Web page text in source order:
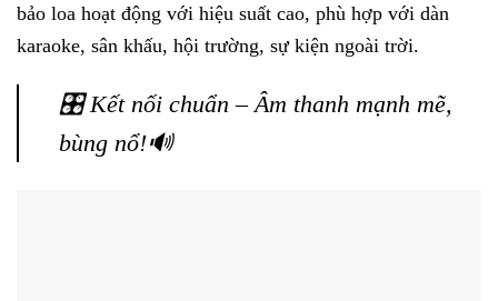
bảo loa hoạt động với hiệu suất cao, phù hợp với dàn
karaoke, sân khấu, hội trường, sự kiện ngoài trời.
🎛️ Kết nối chuẩn – Âm thanh mạnh mẽ,
bùng nổ!🔊